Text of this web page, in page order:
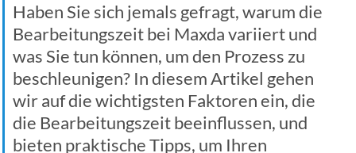
Haben Sie sich jemals gefragt, warum die
Bearbeitungszeit bei Maxda variiert und
was Sie tun können, um den Prozess zu
beschleunigen? In diesem Artikel gehen
wir auf die wichtigsten Faktoren ein, die
die Bearbeitungszeit beeinflussen, und
bieten praktische Tipps, um Ihren